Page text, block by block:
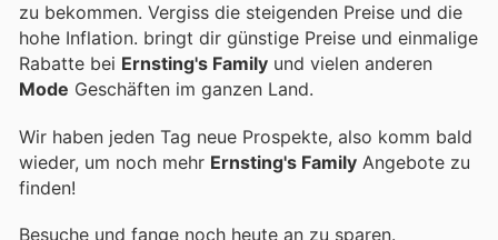
zu bekommen. Vergiss die steigenden Preise und die
hohe Inflation. bringt dir günstige Preise und einmalige
Rabatte bei Ernsting's Family und vielen anderen
Mode Geschäften im ganzen Land.
Wir haben jeden Tag neue Prospekte, also komm bald
wieder, um noch mehr Ernsting's Family Angebote zu
finden!
Besuche und fange noch heute an zu sparen.